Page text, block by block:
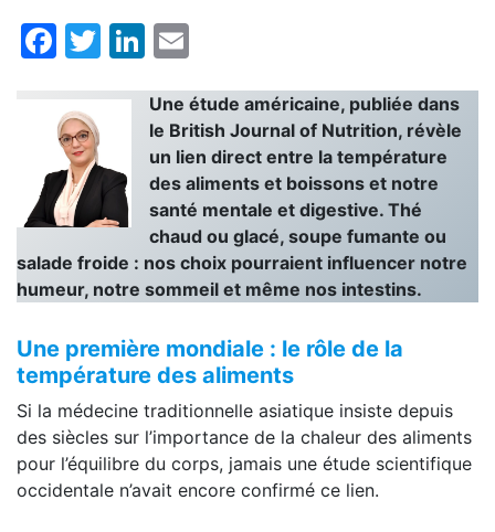
Facebook
TwitterLinkedIn
Une étude américaine, publiée dans
le British Journal of Nutrition, révèle
un lien direct entre la température
des aliments et boissons et notre
santé mentale et digestive. Thé
chaud ou glacé, soupe fumante ou
salade froide : nos choix pourraient influencer notre
humeur, notre sommeil et même nos intestins.
Une première mondiale : le rôle de la
température des aliments
Si la médecine traditionnelle asiatique insiste depuis
des siècles sur l’importance de la chaleur des aliments
pour l’équilibre du corps, jamais une étude scientifique
occidentale n’avait encore confirmé ce lien.